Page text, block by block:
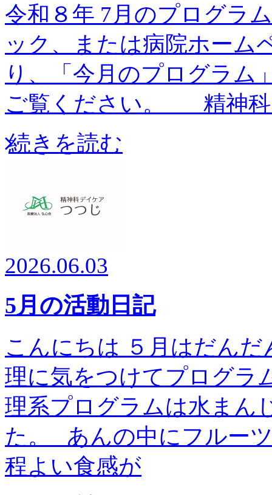
令和８年 7月のプログラ
ック、または病院ホーム
り、「今月のプログラム
ご覧ください。 精神科
続きを読む
2026.06.03
5月の活動日記
こんにちは ５月はだん
理に気をつけてプログラ
理系プログラムは水まん
た。 あんの中にフルー
程よい食感が